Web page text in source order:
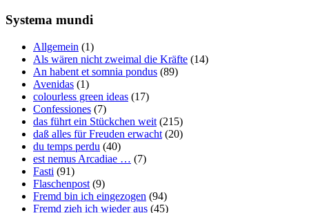
Systema mundi
Allgemein (1)
Als wären nicht zweimal die Kräfte (14)
An habent et somnia pondus (89)
Avenidas (1)
colourless green ideas (17)
Confessiones (7)
das führt ein Stückchen weit (215)
daß alles für Freuden erwacht (20)
du temps perdu (40)
est nemus Arcadiae … (7)
Fasti (91)
Flaschenpost (9)
Fremd bin ich eingezogen (94)
Fremd zieh ich wieder aus (45)